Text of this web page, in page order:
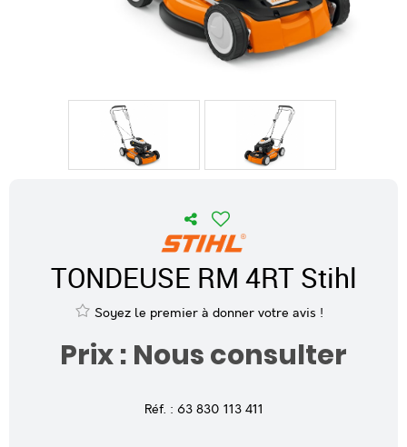
TONDEUSE RM 4RT Stihl
Soyez le premier à donner votre avis !
Prix : Nous consulter
Réf. : 63 830 113 411